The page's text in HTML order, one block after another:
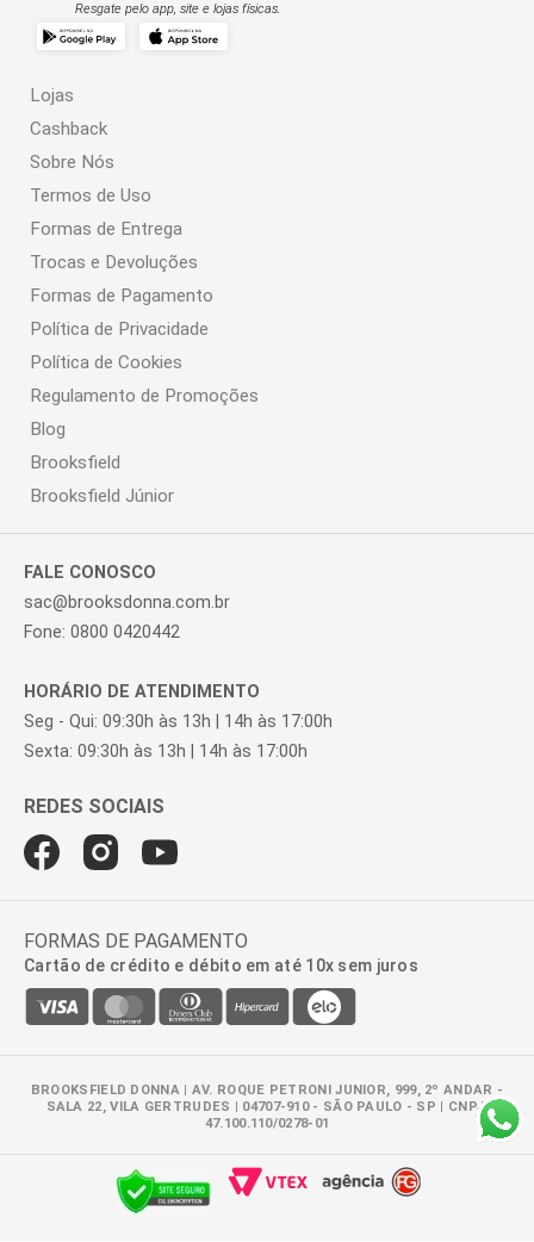
Resgate pelo app, site e lojas físicas.
Lojas
Cashback
Sobre Nós
Termos de Uso
Formas de Entrega
Trocas e Devoluções
Formas de Pagamento
Política de Privacidade
Política de Cookies
Regulamento de Promoções
Blog
Brooksfield
Brooksfield Júnior
FALE CONOSCO
sac@brooksdonna.com.br
Fone: 0800 0420442
HORÁRIO DE ATENDIMENTO
Seg - Qui: 09:30h às 13h | 14h às 17:00h
Sexta: 09:30h às 13h | 14h às 17:00h
FORMAS DE PAGAMENTO
Cartão de crédito e débito em até 10x sem juros
BROOKSFIELD DONNA | AV. ROQUE PETRONI JUNIOR, 999, 2º ANDAR -
SALA 22, VILA GERTRUDES | 04707-910 - SÃO PAULO - SP | CNPJ:
47.100.110/0278-01